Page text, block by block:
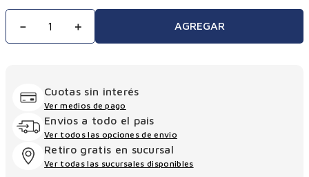
＋
－ AGREGAR
Cuotas sin interés
Ver medios de pago
Envios a todo el pais
Ver todos las opciones de envio
Retiro gratis en sucursal
Ver todas las sucursales disponibles